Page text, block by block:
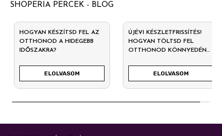
SHOPERIA PERCEK - BLOG
HOGYAN KÉSZÍTSD FEL AZ
OTTHONOD A HIDEGEBB
IDŐSZAKRA?
ELOLVASOM
ÚJÉVI KÉSZLETFRISSÍTÉS!
HOGYAN TÖLTSD FEL
OTTHONOD KÖNNYEDÉN
ELOLVASOM